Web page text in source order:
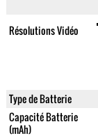
Résolutions Vidéo
Type de Batterie
Capacité Batterie
(mAh)